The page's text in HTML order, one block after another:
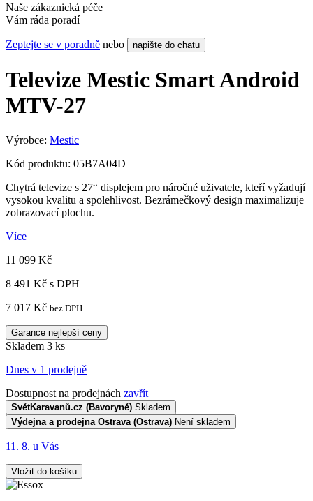
Naše zákaznická péče
Vám ráda poradí
Zeptejte se v poradně nebo napište do chatu
Televize Mestic Smart Android
MTV-27
Výrobce: Mestic
Kód produktu: 05B7A04D
Chytrá televize s 27“ displejem pro náročné uživatele, kteří vyžadují
vysokou kvalitu a spolehlivost. Bezrámečkový design maximalizuje
zobrazovací plochu.
Více
11 099 Kč
8 491 Kč s DPH
7 017 Kč bez DPH
Garance nejlepší ceny
Skladem 3 ks
Dnes v 1 prodejně
Dostupnost na prodejnách zavřít
SvětKaravanů.cz (Bavoryně) Skladem
Výdejna a prodejna Ostrava (Ostrava) Není skladem
11. 8. u Vás
Vložit do košíku